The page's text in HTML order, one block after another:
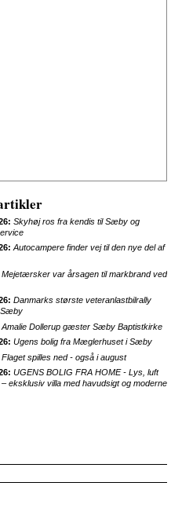
Skyhøj ros fra kendis til Sæby og
Autocampere finder vej til den nye del af
Mejetærsker var årsagen til markbrand ved
Danmarks største veteranlastbilrally
Sæby
Amalie Dollerup gæster Sæby Baptistkirke
Ugens bolig fra Mæglerhuset i Sæby
Flaget spilles ned - også i august
UGENS BOLIG FRA HOME - Lys, luft
eksklusiv villa med havudsigt og moderne